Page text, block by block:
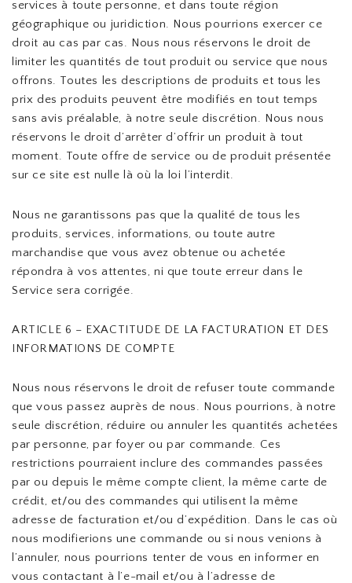
services à toute personne, et dans toute région
géographique ou juridiction. Nous pourrions exercer ce
droit au cas par cas. Nous nous réservons le droit de
limiter les quantités de tout produit ou service que nous
offrons. Toutes les descriptions de produits et tous les
prix des produits peuvent être modifiés en tout temps
sans avis préalable, à notre seule discrétion. Nous nous
réservons le droit d’arrêter d’offrir un produit à tout
moment. Toute offre de service ou de produit présentée
sur ce site est nulle là où la loi l’interdit.
Nous ne garantissons pas que la qualité de tous les
produits, services, informations, ou toute autre
marchandise que vous avez obtenue ou achetée
répondra à vos attentes, ni que toute erreur dans le
Service sera corrigée.
ARTICLE 6 – EXACTITUDE DE LA FACTURATION ET DES
INFORMATIONS DE COMPTE
Nous nous réservons le droit de refuser toute commande
que vous passez auprès de nous. Nous pourrions, à notre
seule discrétion, réduire ou annuler les quantités achetées
par personne, par foyer ou par commande. Ces
restrictions pourraient inclure des commandes passées
par ou depuis le même compte client, la même carte de
crédit, et/ou des commandes qui utilisent la même
adresse de facturation et/ou d’expédition. Dans le cas où
nous modifierions une commande ou si nous venions à
l’annuler, nous pourrions tenter de vous en informer en
vous contactant à l’e-mail et/ou à l’adresse de